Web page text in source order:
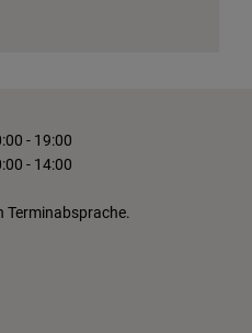
- 19:00
- 14:00
Terminabsprache.